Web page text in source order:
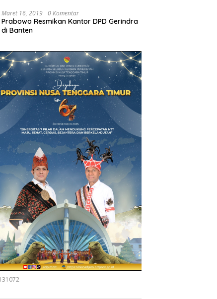
Maret 16, 2019 0 Komentar
Prabowo Resmikan Kantor DPD Gerindra
di Banten